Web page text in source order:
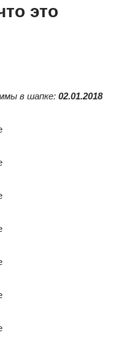
это
в шапке: 02.01.2018